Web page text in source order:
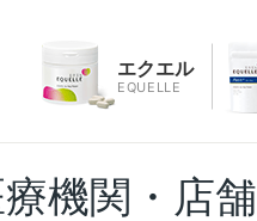
エクエル
EQUELLE
機関・店舗